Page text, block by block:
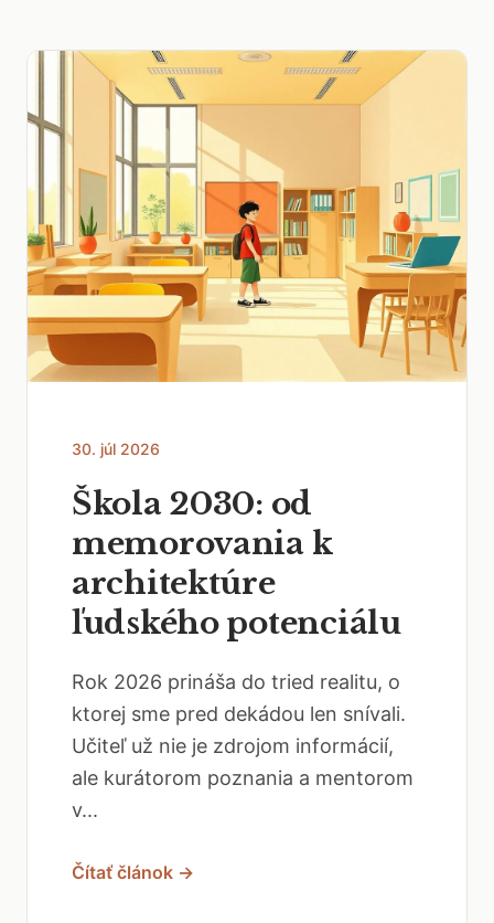
30. júl 2026
Škola 2030: od
memorovania k
architektúre
ľudského potenciálu
Rok 2026 prináša do tried realitu, o
ktorej sme pred dekádou len snívali.
Učiteľ už nie je zdrojom informácií,
ale kurátorom poznania a mentorom
v...
Čítať článok →